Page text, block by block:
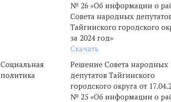
№ 26 «Об информации о
Совета народных
Тайгинского городского
за 2024 год»
Скачать
Социальная
политика
Решение Совета народных
депутатов Тайгинского
городского округа от
№ 25 «Об информации о